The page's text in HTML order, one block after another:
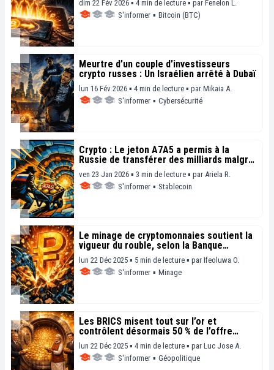
dim 22 Fév 2026 ▪ 4 min de lecture ▪ par Fenelon L.
S'informer ▪ Bitcoin (BTC)
Meurtre d’un couple d’investisseurs
crypto russes : Un Israélien arrêté à Dubaï
lun 16 Fév 2026 ▪ 4 min de lecture ▪ par Mikaia A.
S'informer ▪ Cybersécurité
Crypto : Le jeton A7A5 a permis à la
Russie de transférer des milliards malgré
les restrictions
ven 23 Jan 2026 ▪ 3 min de lecture ▪ par Ariela R.
S'informer ▪ Stablecoin
Le minage de cryptomonnaies soutient la
vigueur du rouble, selon la Banque
centrale de Russie
lun 22 Déc 2025 ▪ 5 min de lecture ▪ par Ifeoluwa O.
S'informer ▪ Minage
Les BRICS misent tout sur l’or et
contrôlent désormais 50 % de l’offre
mondiale
lun 22 Déc 2025 ▪ 4 min de lecture ▪ par Luc Jose A.
S'informer ▪ Géopolitique